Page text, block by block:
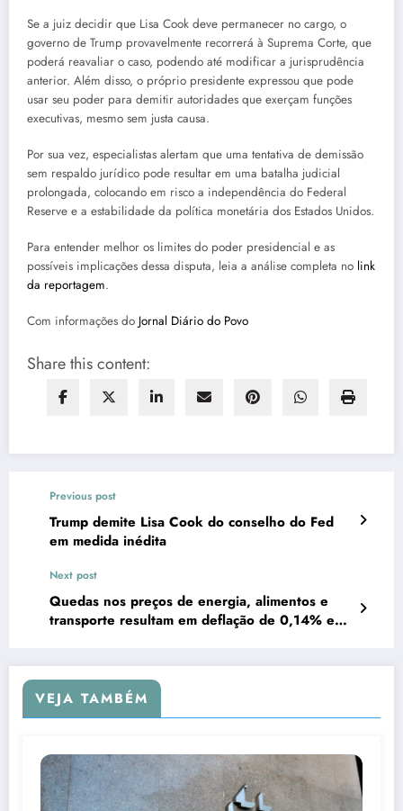
Se a juiz decidir que Lisa Cook deve permanecer no cargo, o
governo de Trump provavelmente recorrerá à Suprema Corte, que
poderá reavaliar o caso, podendo até modificar a jurisprudência
anterior. Além disso, o próprio presidente expressou que pode
usar seu poder para demitir autoridades que exerçam funções
executivas, mesmo sem justa causa.
Por sua vez, especialistas alertam que uma tentativa de demissão
sem respaldo jurídico pode resultar em uma batalha judicial
prolongada, colocando em risco a independência do Federal
Reserve e a estabilidade da política monetária dos Estados Unidos.
Para entender melhor os limites do poder presidencial e as
possíveis implicações dessa disputa, leia a análise completa no link
da reportagem.
Com informações do Jornal Diário do Povo
Share this content:
Previous post
Trump demite Lisa Cook do conselho do Fed
em medida inédita
Next post
Quedas nos preços de energia, alimentos e
transporte resultam em deflação de 0,14% em
VEJA TAMBÉM